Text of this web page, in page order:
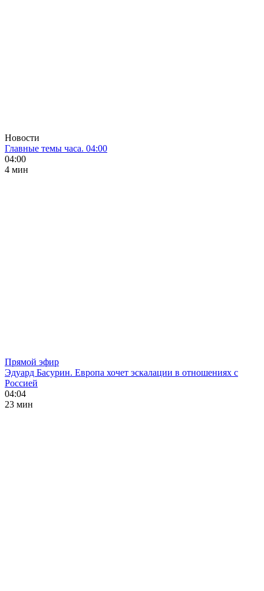
Новости
Главные темы часа. 04:00
04:00
4 мин
Прямой эфир
Эдуард Басурин. Европа хочет эскалации в отношениях с
Россией
04:04
23 мин